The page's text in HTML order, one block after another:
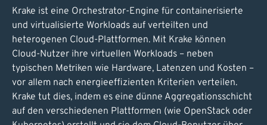
Krake ist eine Orchestrator-Engine für containerisierte
und virtualisierte Workloads auf verteilten und
heterogenen Cloud-Plattformen. Mit Krake können
Cloud-Nutzer ihre virtuellen Workloads – neben
typischen Metriken wie Hardware, Latenzen und Kosten –
vor allem nach energieeffizienten Kriterien verteilen.
Krake tut dies, indem es eine dünne Aggregationsschicht
auf den verschiedenen Plattformen (wie OpenStack oder